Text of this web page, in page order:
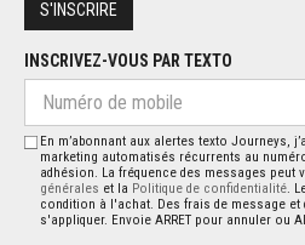
S'INSCRIRE
INSCRIVEZ-VOUS PAR TEXTO
En m’abonnant aux alertes texto Journeys,
marketing automatisés récurrents au
adhésion. La fréquence des messages peut
générales et la Politique de confidentialité.
condition à l'achat. Des frais de message et
s'appliquer. Envoie ARRET pour annuler ou